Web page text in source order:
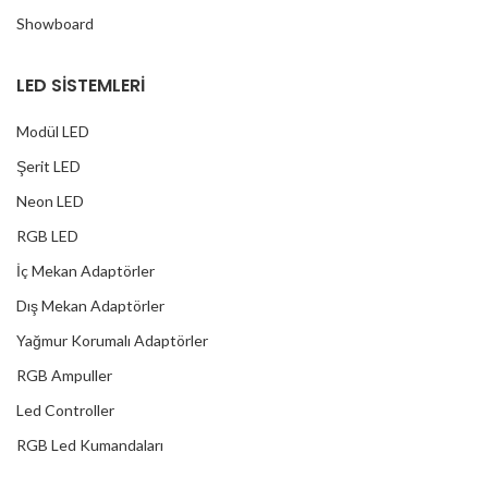
Showboard
LED SİSTEMLERİ
Modül LED
Şerit LED
Neon LED
RGB LED
İç Mekan Adaptörler
Dış Mekan Adaptörler
Yağmur Korumalı Adaptörler
RGB Ampuller
Led Controller
RGB Led Kumandaları